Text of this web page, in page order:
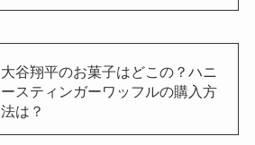
大谷翔平のお菓子はどこの？ハニ
ースティンガーワッフルの購入方
法は？